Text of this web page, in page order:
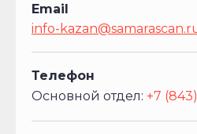
Email
info-
Телефон
Основной отдел: +7